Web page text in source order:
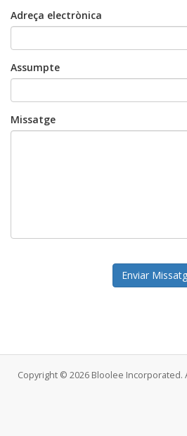
Adreça electrònica
Assumpte
Missatge
Enviar
Copyright © 2026 Bloolee Incorporated.